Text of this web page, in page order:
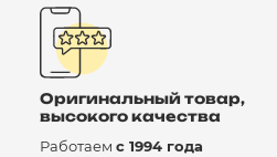
Оригинальный товар,
высокого качества
Работаем с 1994 года